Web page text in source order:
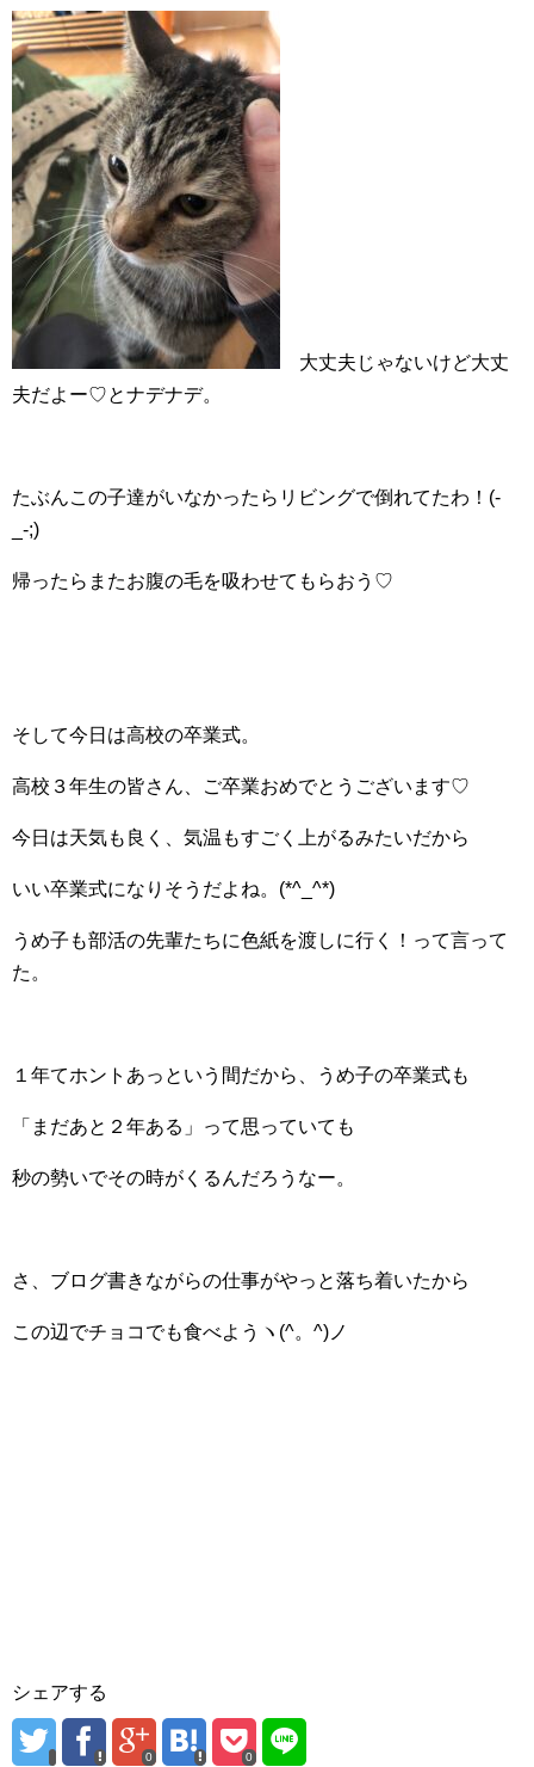
大丈夫じゃないけど大丈
夫だよー♡とナデナデ。
たぶんこの子達がいなかったらリビングで倒れてたわ！(-
_-;)
帰ったらまたお腹の毛を吸わせてもらおう♡
そして今日は高校の卒業式。
高校３年生の皆さん、ご卒業おめでとうございます♡
今日は天気も良く、気温もすごく上がるみたいだから
いい卒業式になりそうだよね。(*^_^*)
うめ子も部活の先輩たちに色紙を渡しに行く！って言って
た。
１年てホントあっという間だから、うめ子の卒業式も
「まだあと２年ある」って思っていても
秒の勢いでその時がくるんだろうなー。
さ、ブログ書きながらの仕事がやっと落ち着いたから
この辺でチョコでも食べようヽ(^。^)ノ
シェアする
0 0